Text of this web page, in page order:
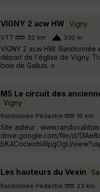
VIGNY 2 acw HW Vigny
VTT 32 km 330 m
VIGNY 2 acw HW. Randonnée
départ de l'église de Vigny.
bois de Galluis. »
M5 Le circuit des
Vigny
Randonnée Pédestre 16 km
Site auteur :
drive.google.com/file/d/
bK4Cocwohl4lpgOgU/
Les hauteurs du Vexin
Randonnée Pédestre 23 km